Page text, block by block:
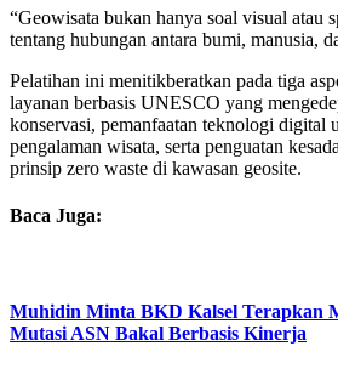
“Geowisata bukan hanya soal visual atau
tentang hubungan antara bumi, manusia,
Pelatihan ini menitikberatkan pada tiga
layanan berbasis UNESCO yang
konservasi, pemanfaatan teknologi digital
pengalaman wisata, serta penguatan
prinsip zero waste di kawasan geosite.
Baca Juga:
Muhidin Minta BKD Kalsel Terapkan
Mutasi ASN Bakal Berbasis Kinerja